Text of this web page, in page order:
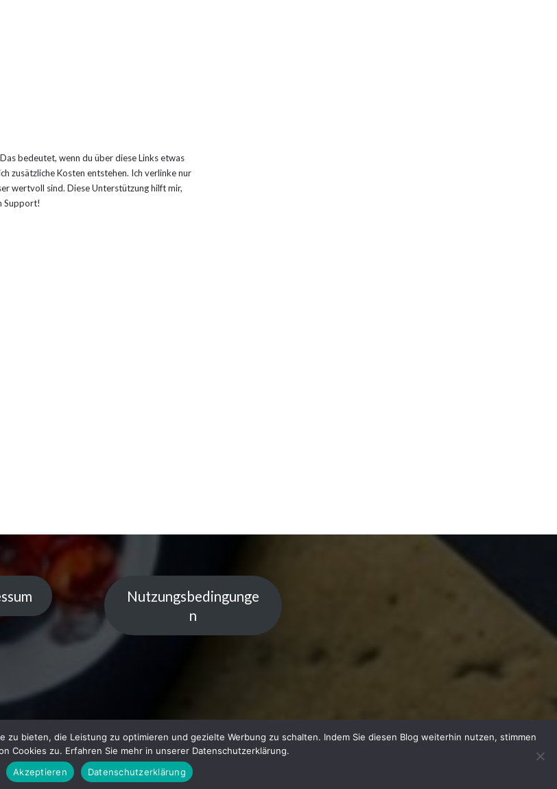
bedeutet, wenn du über diese Links etwas
zusätzliche Kosten entstehen. Ich verlinke nur
wertvoll sind. Diese Unterstützung hilft mir,
Support!
Nutzungsbedingunge
n
bieten, die Leistung zu optimieren und gezielte Werbung zu schalten. Indem Sie diesen Blog weiterhin nutzen, stimmen
Cookies zu. Erfahren Sie mehr in unserer Datenschutzerklärung.
Akzeptieren
Datenschutzerklärung